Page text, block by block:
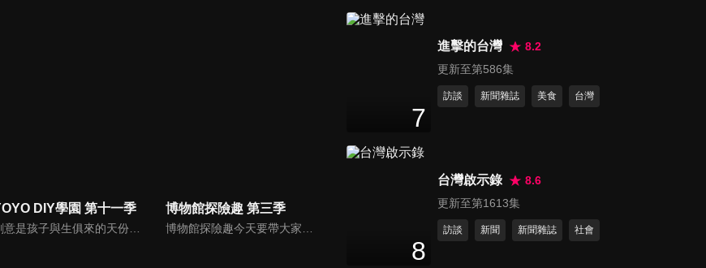
DIY學園 第十一季
創意是孩子與生俱來的天份，本節目帶家長與小朋友一起做有趣又好玩的美勞作品，一同體會親子DIY的樂趣，共享歡樂親子時光，培養小朋友在各方面的均衡發展。
博物館探險趣 第三季
博物館探險趣今天要帶大家前往布袋戲的世界。西瓜哥哥與草莓姊姊演出武松打虎戲碼，西瓜松不忍棒打裝可愛的草莓老虎，正當兩人擔心短劇不知如何收尾，威璁老師出現了，帶他們到有戲看有戲演的地方參觀。
第77集 小宇宙暑假特別企劃 最
強少男少女選拔賽
47
第79集 青少年瘋留學!! 國外留
學生活大公開
7
進擊的台灣
8.2
更新至第586集
訪談 新聞雜誌 美食 台灣
8
台灣啟示錄
8.6
更新至第1613集
訪談 新聞 新聞雜誌 社會